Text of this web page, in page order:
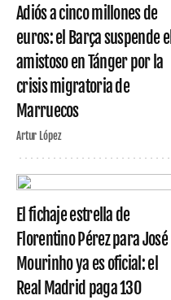
Adiós a cinco millones de
euros: el Barça suspende el
amistoso en Tánger por la
crisis migratoria de
Marruecos
Artur López
El fichaje estrella de
Florentino Pérez para José
Mourinho ya es oficial: el
Real Madrid paga 130